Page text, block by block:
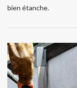
bien étanche.